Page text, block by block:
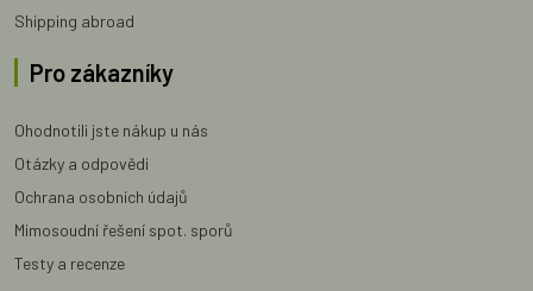
Shipping abroad
Pro zákazníky
Ohodnotili jste nákup u nás
Otázky a odpovědi
Ochrana osobních údajů
Mimosoudní řešení spot. sporů
Testy a recenze